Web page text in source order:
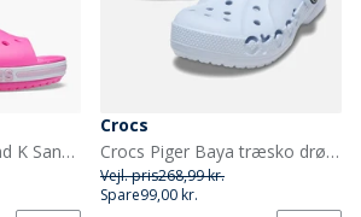
Crocs Piger Bayaband K Sandaler Electric Pink
Crocs
Crocs Piger Baya træsko drømmelandskab
Vejl. pris268,99 kr.
Spare99,00 kr.